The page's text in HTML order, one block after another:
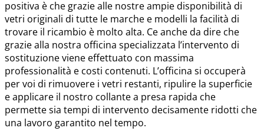
positiva è che grazie alle nostre ampie disponibilità di
vetri originali di tutte le marche e modelli la facilità di
trovare il ricambio è molto alta. Ce anche da dire che
grazie alla nostra officina specializzata l’intervento di
sostituzione viene effettuato con massima
professionalità e costi contenuti. L’officina si occuperà
per voi di rimuovere i vetri restanti, ripulire la superficie
e applicare il nostro collante a presa rapida che
permette sia tempi di intervento decisamente ridotti che
una lavoro garantito nel tempo.